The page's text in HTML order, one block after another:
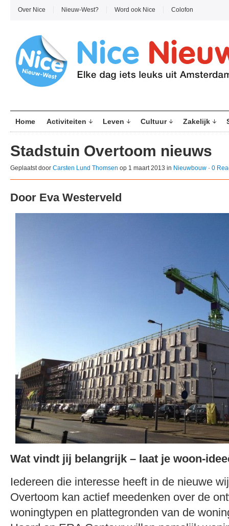
Over Nice Nieuw-West? Word ook Nice Colofon
Home Activiteiten Leven Cultuur Zakelijk
Stadstuin Overtoom nieuws
Geplaatst door Carsten Lund Thomsen op 1 maart 2013 in Nieuwbouw · 0
Door Eva Westerveld
Wat vindt jij belangrijk – laat je woon-
Iedereen die interesse heeft in de nieuwe
Overtoom kan actief meedenken over de
woningtypen en plattegronden van de